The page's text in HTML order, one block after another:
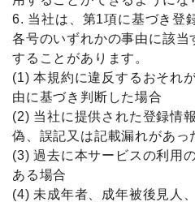
6. 当社は、第1項に基づき登
各号のいずれかの事由に該当
することがあります。
(1) 本規約に違反するおそれ
由に基づき判断した場合
(2) 当社に提供された登録情
偽、誤記又は記載漏れがあっ
(3) 過去に本サービスの利用
ある場合
(4) 未成年者、成年被後見人